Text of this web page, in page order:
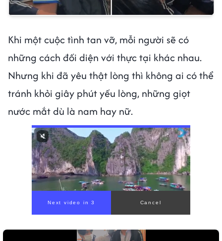
Khi một cuộc tình tan vỡ, mỗi người sẽ có
những cách đối diện với thực tại khác nhau.
Nhưng khi đã yêu thật lòng thì không ai có thể
tránh khỏi giây phút yếu lòng, những giọt
nước mắt dù là nam hay nữ.